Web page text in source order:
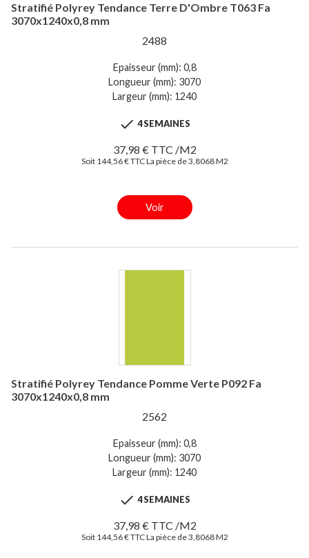
Stratifié Polyrey Tendance Terre D'Ombre T063 Fa
3070x1240x0,8 mm
2488
Epaisseur (mm): 0,8
Longueur (mm): 3070
Largeur (mm): 1240
 4 SEMAINES
37,98 € TTC /M2
Soit 144,56 € TTC La pièce de 3,8068 M2
Voir
Stratifié Polyrey Tendance Pomme Verte P092 Fa
3070x1240x0,8 mm
2562
Epaisseur (mm): 0,8
Longueur (mm): 3070
Largeur (mm): 1240
 4 SEMAINES
37,98 € TTC /M2
Soit 144,56 € TTC La pièce de 3,8068 M2